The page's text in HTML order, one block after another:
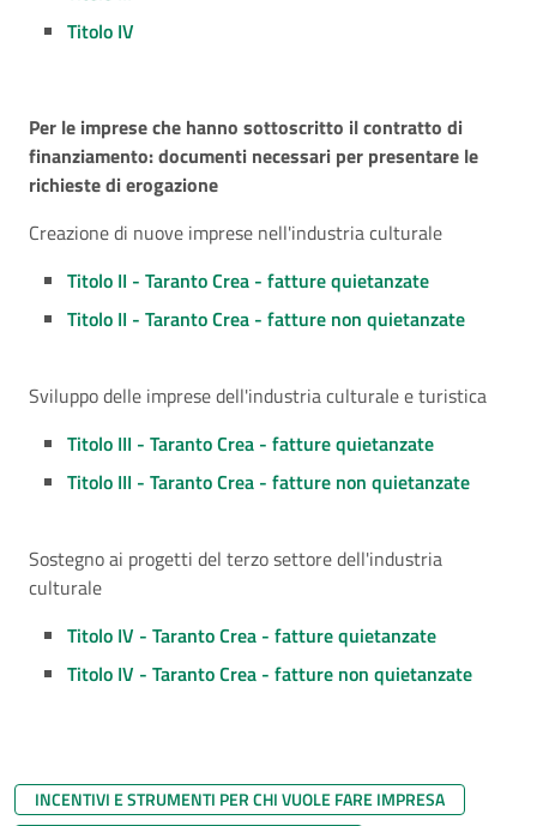
Titolo IV
Per le imprese che hanno sottoscritto il contratto di
finanziamento: documenti necessari per presentare le
richieste di erogazione
Creazione di nuove imprese nell'industria culturale
Titolo II - Taranto Crea - fatture quietanzate
Titolo II - Taranto Crea - fatture non quietanzate
Sviluppo delle imprese dell'industria culturale e turistica
Titolo III - Taranto Crea - fatture quietanzate
Titolo III - Taranto Crea - fatture non quietanzate
Sostegno ai progetti del terzo settore dell'industria
culturale
Titolo IV - Taranto Crea - fatture quietanzate
Titolo IV - Taranto Crea - fatture non quietanzate
INCENTIVI E STRUMENTI PER CHI VUOLE FARE IMPRESA